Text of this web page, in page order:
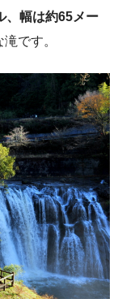
、幅は約65メー
です。